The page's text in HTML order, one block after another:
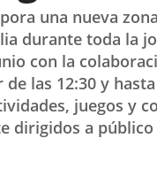
una nueva
durante toda la
con la
las 12:30 y
juegos y
dirigidos a